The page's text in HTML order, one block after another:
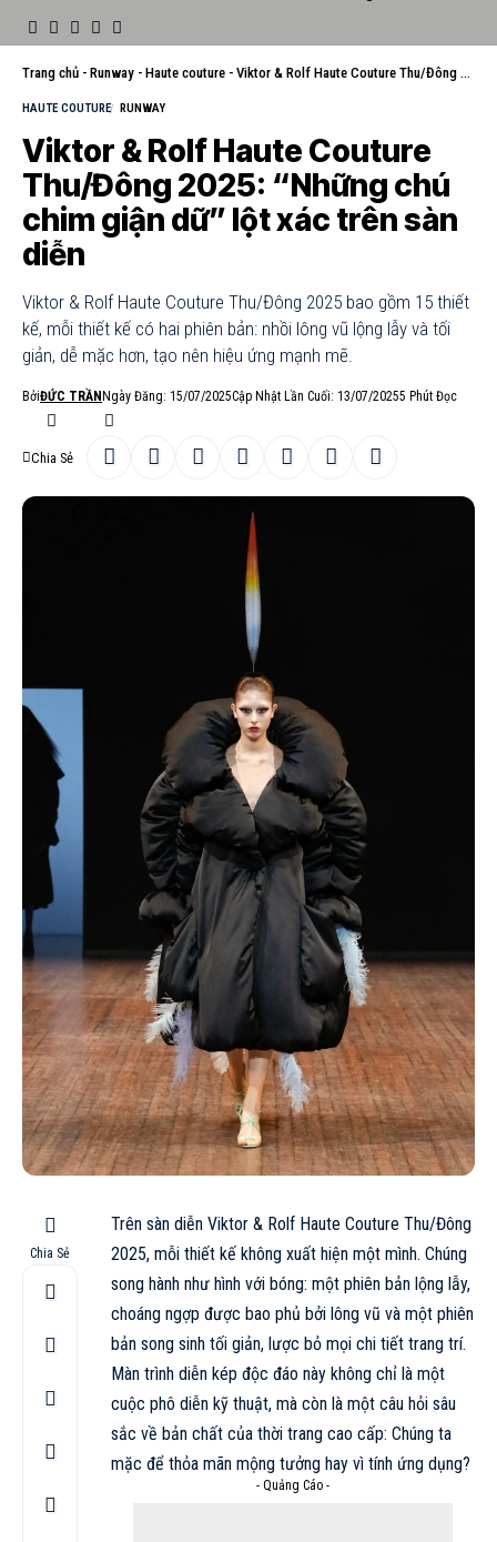
Trang chủ - Runway - Haute couture - Viktor & Rolf Haute Couture Thu/Đông 2025: “Những chú chim giận dữ” lột xác trên sàn diễn
HAUTE COUTURE RUNWAY
Viktor & Rolf Haute Couture
Thu/Đông 2025: “Những chú
chim giận dữ” lột xác trên sàn
diễn
Viktor & Rolf Haute Couture Thu/Đông 2025 bao gồm 15 thiết
kế, mỗi thiết kế có hai phiên bản: nhồi lông vũ lộng lẫy và tối
giản, dễ mặc hơn, tạo nên hiệu ứng mạnh mẽ.
BởiĐỨC TRẦN Ngày Đăng: 15/07/2025Cập Nhật Lần Cuối: 13/07/20255 Phút Đọc
Chia Sẻ
Chia Sẻ
Trên sàn diễn Viktor & Rolf Haute Couture Thu/Đông
2025, mỗi thiết kế không xuất hiện một mình. Chúng
song hành như hình với bóng: một phiên bản lộng lẫy,
choáng ngợp được bao phủ bởi lông vũ và một phiên
bản song sinh tối giản, lược bỏ mọi chi tiết trang trí.
Màn trình diễn kép độc đáo này không chỉ là một
cuộc phô diễn kỹ thuật, mà còn là một câu hỏi sâu
sắc về bản chất của thời trang cao cấp: Chúng ta
mặc để thỏa mãn mộng tưởng hay vì tính ứng dụng?
- Quảng Cáo -